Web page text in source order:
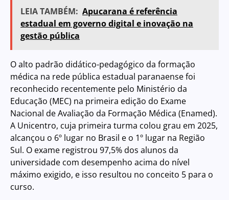
LEIA TAMBÉM: Apucarana é referência
estadual em governo digital e inovação na
gestão pública
O alto padrão didático-pedagógico da formação
médica na rede pública estadual paranaense foi
reconhecido recentemente pelo Ministério da
Educação (MEC) na primeira edição do Exame
Nacional de Avaliação da Formação Médica (Enamed).
A Unicentro, cuja primeira turma colou grau em 2025,
alcançou o 6º lugar no Brasil e o 1º lugar na Região
Sul. O exame registrou 97,5% dos alunos da
universidade com desempenho acima do nível
máximo exigido, e isso resultou no conceito 5 para o
curso.